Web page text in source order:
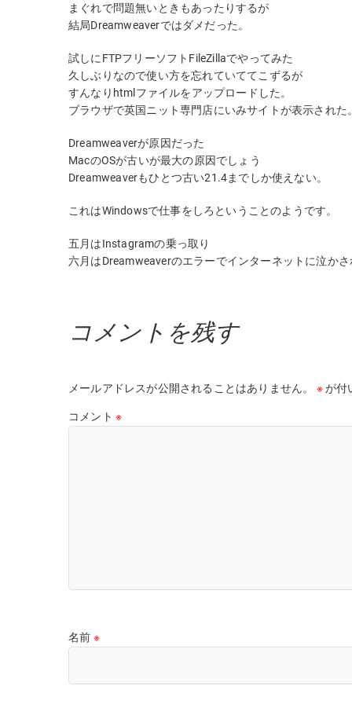
まぐれで問題無いときもあったりするが
結局Dreamweaverではダメだった。
試しにFTPフリーソフトFileZillaでやってみた
久しぶりなので使い方を忘れていててこずるが
すんなりhtmlファイルをアップロードした。
ブラウザで英国ニット専門店にいみサイトが表示された。
Dreamweaverが原因だった
MacのOSが古いが最大の原因でしょう
Dreamweaverもひとつ古い21.4までしか使えない。
これはWindowsで仕事をしろということのようです。
五月はInstagramの乗っ取り
六月はDreamweaverのエラーでインターネットに泣かさ
コメントを残す
メールアドレスが公開されることはありません。 ※が付
コメント ※
名前 ※